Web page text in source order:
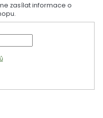
zasílat informace o